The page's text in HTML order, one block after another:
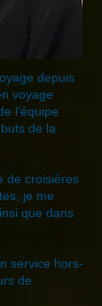
depuis
voyage
l’équipe
de la
de croisières
je me
que dans
service hors-
de